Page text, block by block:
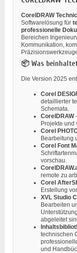
CorelDRAW
Softwarelösung für
professionelle
Bereichen
Kommunikation,
📦 Was
Die Version 2025
Corel
detaillierter
Schemata.
CorelDRAW
Projekte und
Corel
Bearbeitung
Corel Font
vorschau.
remote zu
Corel
Erstellung
XVL Studio
Bearbeiten
abgeleitet
technischen
und